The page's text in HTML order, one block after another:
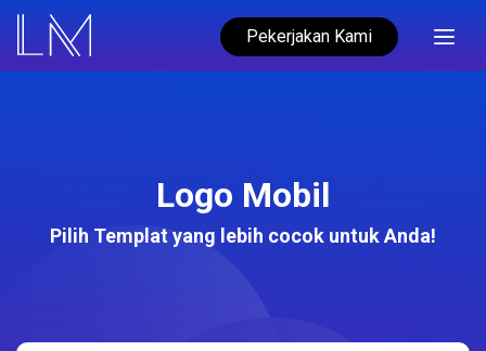
Pekerjakan Kami
Logo Mobil
Pilih Templat yang lebih cocok untuk Anda!